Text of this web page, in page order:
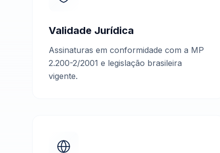
Validade Jurídica
Assinaturas em conformidade com a MP
2.200-2/2001 e legislação brasileira
vigente.